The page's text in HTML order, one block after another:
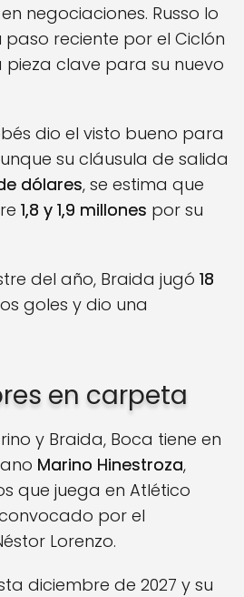
negociaciones. Russo lo
reciente por el Ciclón
pieza clave para su nuevo
dio el visto bueno para
su cláusula de salida
dólares, se estima que
1,8 y 1,9 millones por su
del año, Braida jugó 18
goles y dio una
en carpeta
y Braida, Boca tiene en
Marino Hinestroza,
que juega en Atlético
por el
Lorenzo.
diciembre de 2027 y su